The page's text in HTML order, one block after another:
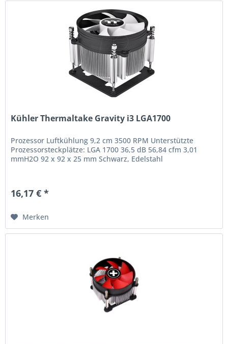
Kühler Thermaltake Gravity i3 LGA1700
Prozessor Luftkühlung 9,2 cm 3500 RPM Unterstützte
Prozessorsteckplätze: LGA 1700 36,5 dB 56,84 cfm 3,01
mmH2O 92 x 92 x 25 mm Schwarz, Edelstahl
16,17 € *
Merken